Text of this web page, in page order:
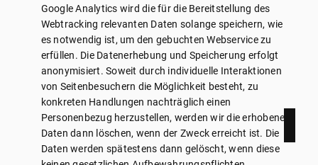
Google Analytics wird die für die Bereitstellung des
Webtracking relevanten Daten solange speichern, wie
es notwendig ist, um den gebuchten Webservice zu
erfüllen. Die Datenerhebung und Speicherung erfolgt
anonymisiert. Soweit durch individuelle Interaktionen
von Seitenbesuchern die Möglichkeit besteht, zu
konkreten Handlungen nachträglich einen
Personenbezug herzustellen, werden wir die erhobenen
Daten dann löschen, wenn der Zweck erreicht ist. Die
Daten werden spätestens dann gelöscht, wenn diese